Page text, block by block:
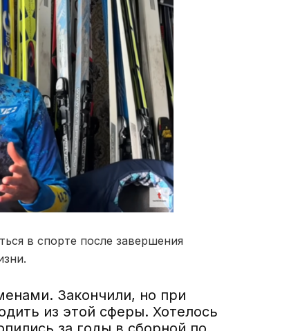
в спорте после завершения
Закончили, но при
из этой сферы. Хотелось